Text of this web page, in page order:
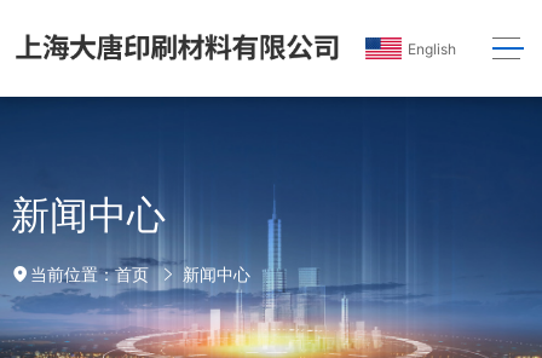
English
新闻中心
当前位置：首页 新闻中心